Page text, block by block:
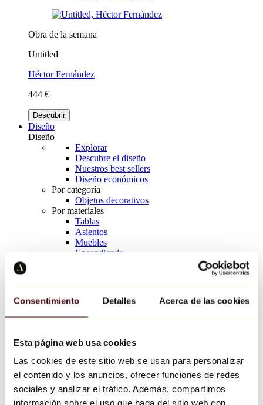
Consentimiento Detalles Acerca de las cookies
Esta página web usa cookies
Las cookies de este sitio web se usan para personalizar
el contenido y los anuncios, ofrecer funciones de redes
sociales y analizar el tráfico. Además, compartimos
información sobre el uso que haga del sitio web con
Obra de la semana
Untitled
Héctor Fernández
444 €
Descubrir
Diseño
Diseño
Explorar
Descubre el diseño
Nuestros best sellers
Diseño económicos
Por categoría
Objetos decorativos
Por materiales
Tablas
Asientos
Muebles
Encendiendo
Richard Orlinski
Keith Haring
Jeff Koons
Jean-Michel Basquiat
Todos los diseñadores
Obra de la semana